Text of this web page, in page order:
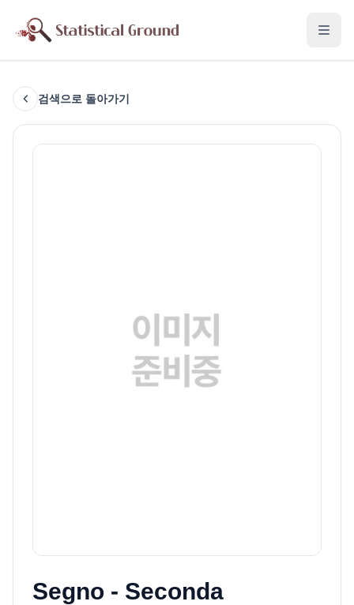
검색으로 돌아가기
Segno - Seconda